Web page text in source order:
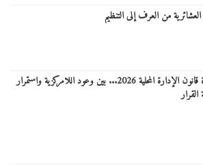
العشائرية من العرف إلى التنظيم
مسودة قانون الإدارة المحلية 2026... بين وعود اللامركزية واستمرار